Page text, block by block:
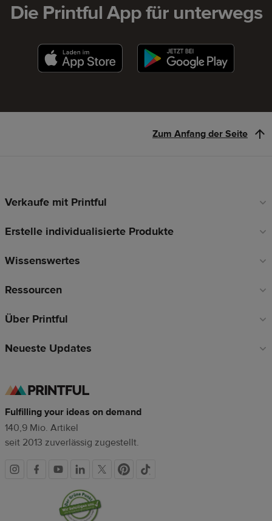
Die Printful App für unterwegs
Zum Anfang der Seite
Fußzeilen-
Verkaufe mit Printful
Erstelle individualisierte Produkte
Wissenswertes
Ressourcen
Über Printful
Neueste Updates
Fulfilling your ideas on demand
140,9 Mio. Artikel
seit 2013 zuverlässig zugestellt.
Soziale
Medien
Vertrauenssiegel